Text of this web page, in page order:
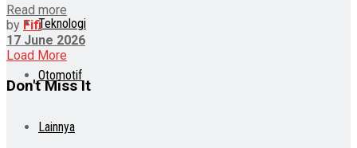
Teknologi
Otomotif
Lainnya
Read more
by Fifi
17 June 2026
Load More
Don't Miss It